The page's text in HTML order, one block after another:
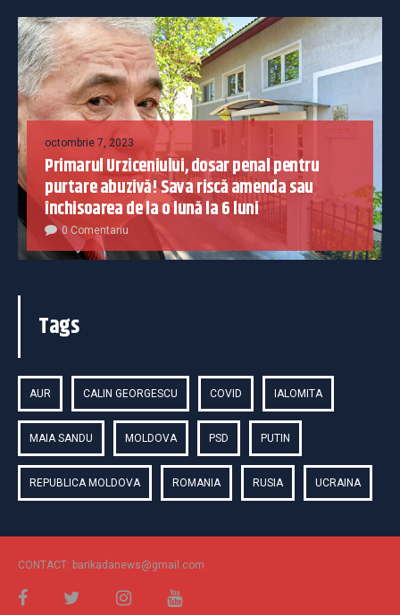
octombrie 7, 2023
Primarul Urziceniului, dosar penal pentru
purtare abuzivă! Sava riscă amenda sau
închisoarea de la o lună la 6 luni
0 Comentariu
Tags
AUR CALIN GEORGESCU COVID IALOMITA
MAIA SANDU MOLDOVA PSD PUTIN
REPUBLICA MOLDOVA ROMANIA RUSIA UCRAINA
CONTACT: barikadanews@gmail.com